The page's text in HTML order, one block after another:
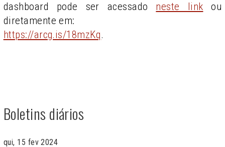
dashboard pode ser acessado neste link ou
diretamente em:
https://arcg.is/18mzKq.
Boletins diários
qui, 15 fev 2024